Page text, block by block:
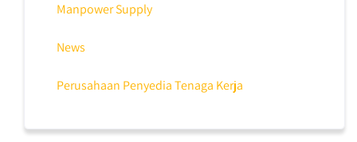
Manpower Supply
News
Perusahaan Penyedia Tenaga Kerja